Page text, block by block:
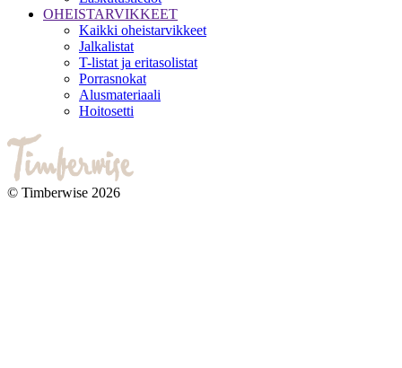
OHEISTARVIKKEET
Kaikki oheistarvikkeet
Jalkalistat
T-listat ja eritasolistat
Porrasnokat
Alusmateriaali
Hoitosetti
© Timberwise 2026